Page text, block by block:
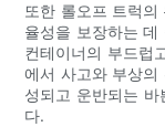
또한 롤오프 트럭
율성을 보장하는 데
컨테이너의 부드럽
에서 사고와 부상의
성되고 운반되는
다.